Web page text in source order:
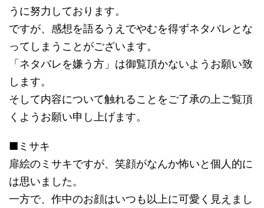
うに努力しております。
ですが、感想を語るうえでやむを得ずネタバレとな
ってしまうことがございます。
「ネタバレを嫌う方」は御覧頂かないようお願い致
します。
そして内容について触れることをご了承の上ご覧頂
くようお願い申し上げます。
■ミサキ
扉絵のミサキですが、笑顔がなんか怖いと個人的に
は思いました。
一方で、作中のお顔はいつも以上に可愛く見えまし